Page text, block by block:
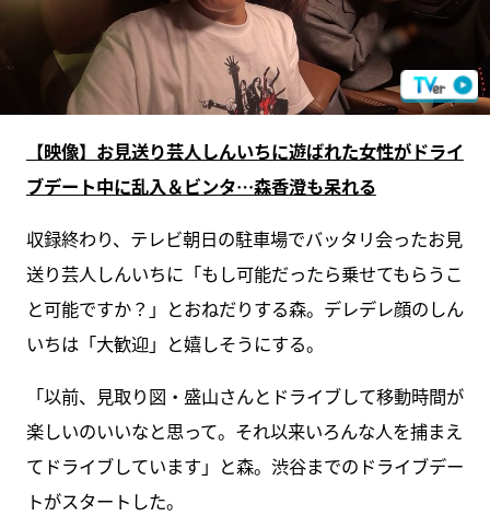
【映像】お見送り芸人しんいちに遊ばれた女性がドライ
ブデート中に乱入＆ビンタ…森香澄も呆れる
収録終わり、テレビ朝日の駐車場でバッタリ会ったお見
送り芸人しんいちに「もし可能だったら乗せてもらうこ
と可能ですか？」とおねだりする森。デレデレ顔のしん
いちは「大歓迎」と嬉しそうにする。
「以前、見取り図・盛山さんとドライブして移動時間が
楽しいのいいなと思って。それ以来いろんな人を捕まえ
てドライブしています」と森。渋谷までのドライブデー
トがスタートした。